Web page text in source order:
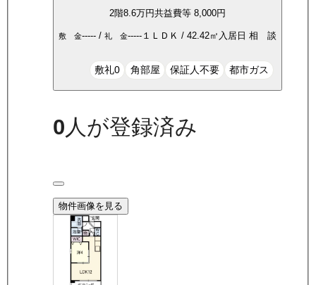
2階8.6万円共益費等8,000円
敷 金----- /礼 金----- １ＬＤＫ /42.42㎡ 入居日相 談
敷礼0 角部屋 保証人不要 都市ガス
0人が登録済み
物件画像を見る